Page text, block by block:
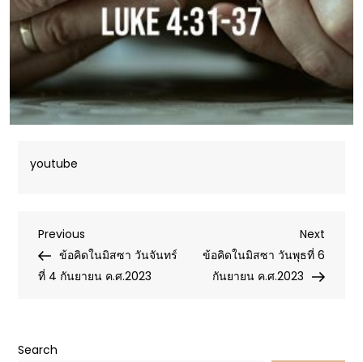
youtube
Post
navigation
Previous
Post
Previous
ข้อคิดในมิสซา วันจันทร์
ที่ 4 กันยายน ค.ศ.2023
Next
Post
Next
ข้อคิดในมิสซา วันพุธที่ 6
กันยายน ค.ศ.2023
Search